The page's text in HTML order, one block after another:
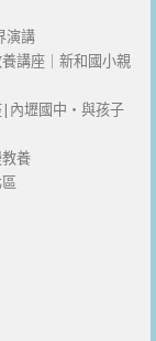
演講
講座｜新和國小親
內壢國中・與孩子
養